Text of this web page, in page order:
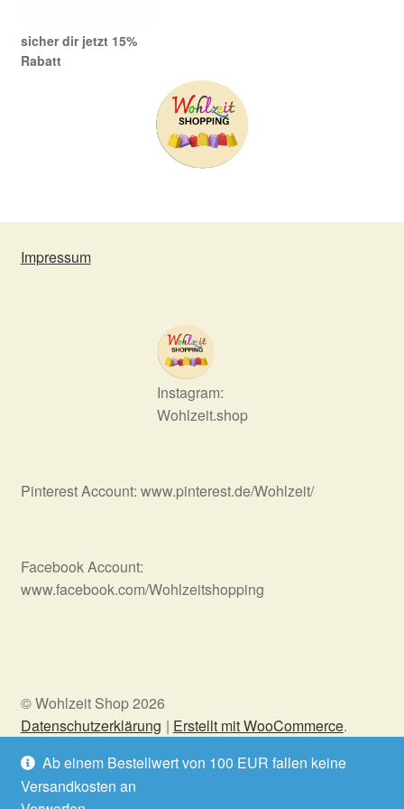
Ab einem Bestellwert von 100 EUR fallen keine
Versandkosten an
sicher dir jetzt 15%
Rabatt
Impressum
Instagram:
Wohlzeit.shop
Pinterest Account: www.pinterest.de/Wohlzeit/
Facebook Account:
www.facebook.com/Wohlzeitshopping
© Wohlzeit Shop 2026
Datenschutzerklärung
Erstellt mit WooCommerce.